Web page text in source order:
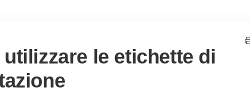
utilizzare le etichette di